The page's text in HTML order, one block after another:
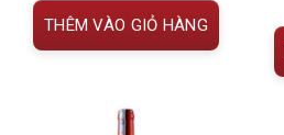
THÊM VÀO GIỎ HÀNG